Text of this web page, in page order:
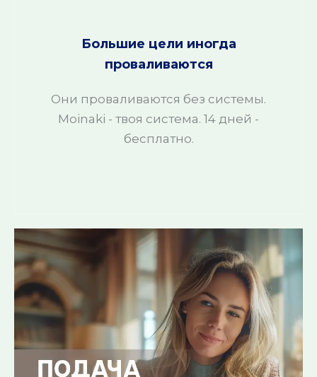
Большие цели иногда
проваливаются
Они проваливаются без системы.
Moinaki - твоя система. 14 дней -
бесплатно.